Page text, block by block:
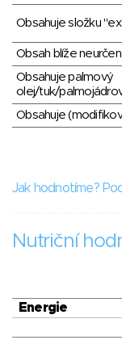
Obsahuje složku
Obsah blíže
Obsahuje palmový
olej/tuk/
Obsahuje
Jak hodnotíme?
Nutriční
Energie